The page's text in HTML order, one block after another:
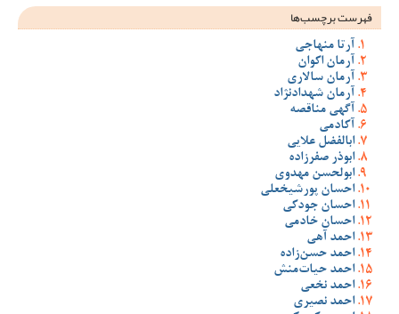
فهرست برچسب‌ها
آرتا منهاجی
آرمان اکوان
آرمان سالاری
آرمان شهدادنژاد
آگهی مناقصه
آکادمی
ابالفضل علایی
ابوذر صفرزاده
ابولحسن مهدوی
احسان پورشیخعلی
احسان جودکی
احسان خادمی
احمد آهی
احمد حسن‌زاده
احمد حیات‌منش
احمد نخعی
احمد نصیری